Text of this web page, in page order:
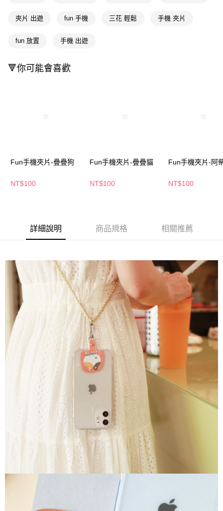
AFTEE先享後付是「在收到商品之後才付款」的支付方式。 讓您購物簡單
便利好安心！
２．便利：只要手機號碼，簡訊認證，即可結帳。
【「AFTEE先享後付」結帳流程】
是否繳費成功／繳費後需取消欲退款等相關疑問，請聯繫「AFTEE先享後付
客戶支援中心」https://netprotections.freshdesk.com/support/home
【注意事項】
https://aftee.tw/terms/#terms3
３．未成年的使用者請事先徵得法定代理人或監護人之同意方可使用
４．使用「AFTEE先享後付」時，將依據個別帳號之用戶狀況，依本公司即
時審查核予不同之上限額度；若仍有額度不足之情形，本公司將視審查結果
請求用戶進行身份認證。
５．嚴禁一人註冊多個帳號或使用他人資訊註冊。若發現惡意使用之情形，
恩沛科技股份有限公司將有權停止該用戶之使用額度並採取法律行動。
運送方式
每筆NT$65，滿NT$390(含以上)免運費
每筆NT$65，滿NT$490(含以上)免運費
7-11取貨付款
每筆NT$65，滿NT$490(含以上)免運費
每筆NT$100，滿NT$790(含以上)免運費
付款後寶雅門市自取(由倉庫統一出貨)
每筆NT$80，滿NT$290(含以上)免運費
夾片 出遊 fun 手機 三花 輕鬆 手機 夾片
fun 放置 手機 出遊
🔻你可能會喜歡
Fun手機夾片-疊疊狗
NT$100
Fun手機夾片-疊疊貓
NT$100
Fun手機夾片-阿
NT$100
詳細說明 商品規格 相關推薦